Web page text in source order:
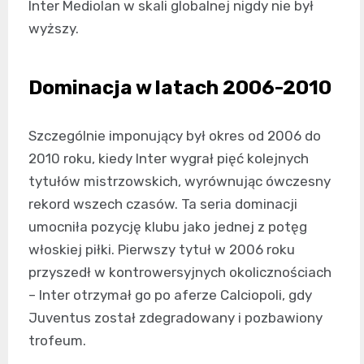
Inter Mediolan w skali globalnej nigdy nie był
wyższy.
Dominacja w latach 2006-2010
Szczególnie imponujący był okres od 2006 do
2010 roku, kiedy Inter wygrał pięć kolejnych
tytułów mistrzowskich, wyrównując ówczesny
rekord wszech czasów. Ta seria dominacji
umocniła pozycję klubu jako jednej z potęg
włoskiej piłki. Pierwszy tytuł w 2006 roku
przyszedł w kontrowersyjnych okolicznościach
– Inter otrzymał go po aferze Calciopoli, gdy
Juventus został zdegradowany i pozbawiony
trofeum.